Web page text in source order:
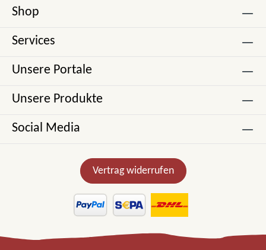
Shop
Services
Unsere Portale
Unsere Produkte
Social Media
Vertrag widerrufen